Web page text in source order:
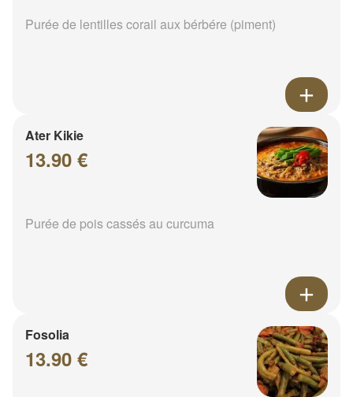
Purée de lentilles corail aux bérbére (piment)
Ater Kikie
13.90 €
Purée de pois cassés au curcuma
Fosolia
13.90 €